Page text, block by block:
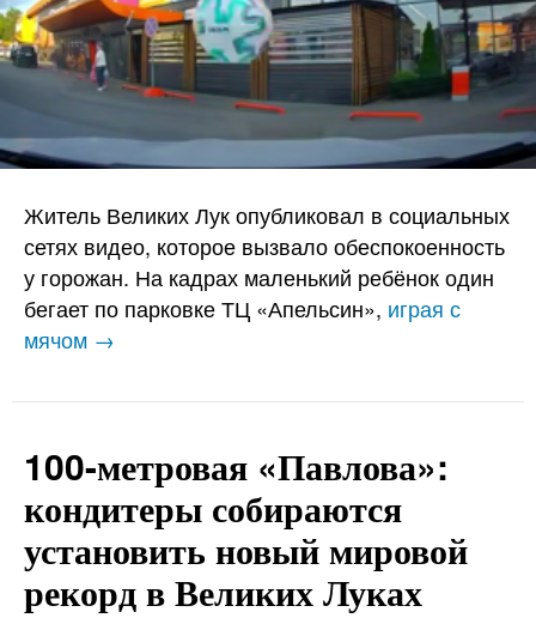
Житель Великих Лук опубликовал в социальных
сетях видео, которое вызвало обеспокоенность
у горожан. На кадрах маленький ребёнок один
бегает по парковке ТЦ «Апельсин», играя с
мячом →
100-метровая «Павлова»:
кондитеры собираются
установить новый мировой
рекорд в Великих Луках